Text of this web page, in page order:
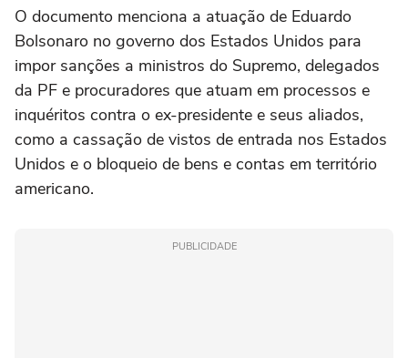
O documento menciona a atuação de Eduardo
Bolsonaro no governo dos Estados Unidos para
impor sanções a ministros do Supremo, delegados
da PF e procuradores que atuam em processos e
inquéritos contra o ex-presidente e seus aliados,
como a cassação de vistos de entrada nos Estados
Unidos e o bloqueio de bens e contas em território
americano.
PUBLICIDADE